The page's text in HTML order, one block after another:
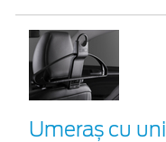
Umeraș cu